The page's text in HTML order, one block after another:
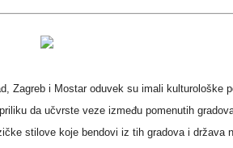
Zagreb i Mostar oduvek su imali
da učvrste veze između pomenutih
stilove koje bendovi iz tih gradova i država